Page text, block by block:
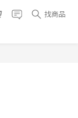
找商品